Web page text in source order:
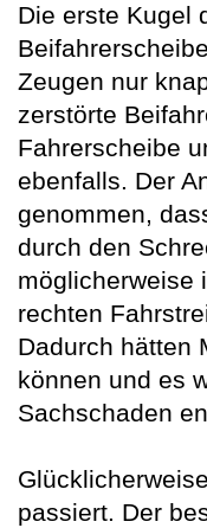
Die erste Kugel
Zeugen nur
zerstörte
Fahrerscheibe
ebenfalls. Der
genommen,
durch den
möglicherweise
rechten
Dadurch hätten
können und es
Sachschaden
passiert. Der